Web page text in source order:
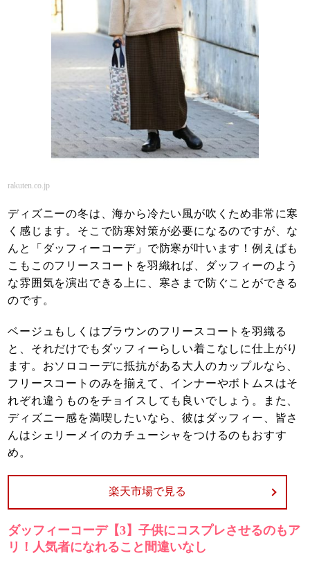
rakuten.co.jp
ディズニーの冬は、海から冷たい風が吹くため非常に寒
く感じます。そこで防寒対策が必要になるのですが、な
んと「ダッフィーコーデ」で防寒が叶います！例えばも
こもこのフリースコートを羽織れば、ダッフィーのよう
な雰囲気を演出できる上に、寒さまで防ぐことができる
のです。
ベージュもしくはブラウンのフリースコートを羽織る
と、それだけでもダッフィーらしい着こなしに仕上がり
ます。おソロコーデに抵抗がある大人のカップルなら、
フリースコートのみを揃えて、インナーやボトムスはそ
れぞれ違うものをチョイスしても良いでしょう。また、
ディズニー感を満喫したいなら、彼はダッフィー、皆さ
んはシェリーメイのカチューシャをつけるのもおすす
め。
楽天市場で見る
ダッフィーコーデ【3】子供にコスプレさせるのもア
リ！人気者になれること間違いなし